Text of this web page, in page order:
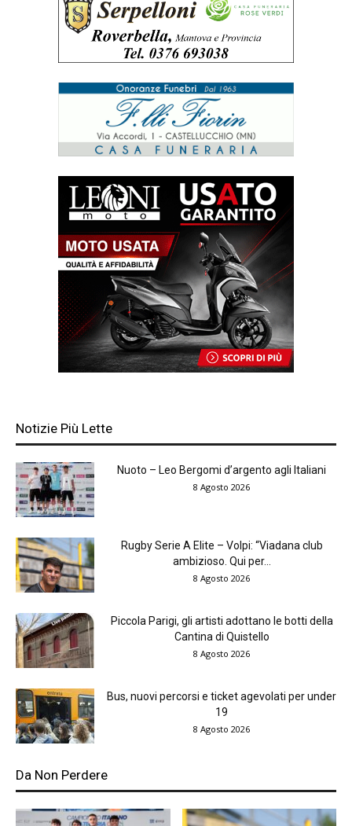
Notizie Più Lette
Nuoto – Leo Bergomi d’argento agli Italiani
8 Agosto 2026
Rugby Serie A Elite – Volpi: “Viadana club
ambizioso. Qui per...
8 Agosto 2026
Piccola Parigi, gli artisti adottano le botti della
Cantina di Quistello
8 Agosto 2026
Bus, nuovi percorsi e ticket agevolati per under
19
8 Agosto 2026
Da Non Perdere